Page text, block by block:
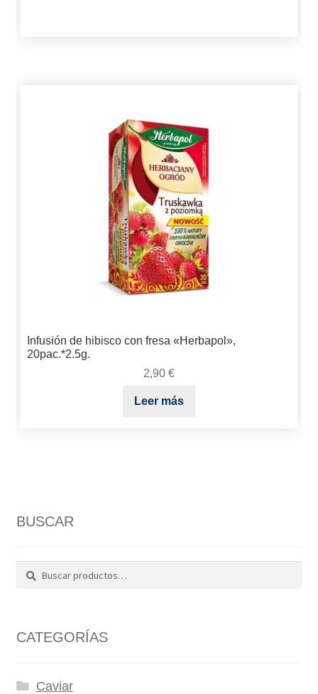
Infusión de hibisco con fresa «Herbapol»,
20pac.*2.5g.
2,90 €
Leer más
BUSCAR
Buscar
CATEGORÍAS
Caviar